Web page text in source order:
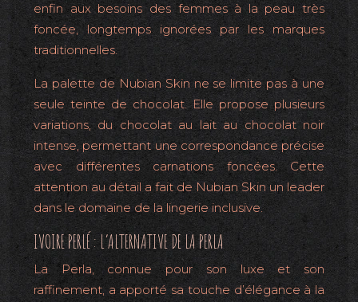
enfin aux besoins des femmes à la peau très
foncée, longtemps ignorées par les marques
traditionnelles.
La palette de Nubian Skin ne se limite pas à une
seule teinte de chocolat. Elle propose plusieurs
variations, du chocolat au lait au chocolat noir
intense, permettant une correspondance précise
avec différentes carnations foncées. Cette
attention au détail a fait de Nubian Skin un leader
dans le domaine de la lingerie inclusive.
IVOIRE PERLÉ : L’ALTERNATIVE DE LA PERLA
La Perla, connue pour son luxe et son
raffinement, a apporté sa touche d’élégance à la